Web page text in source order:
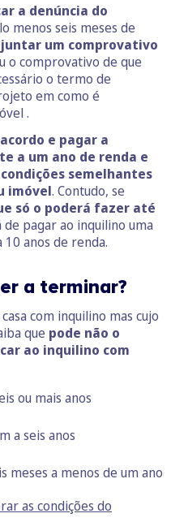
a denúncia do
menos seis meses de
um comprovativo
o comprovativo de que
o termo de
em como é
.
e pagar a
a um ano de renda e
semelhantes
imóvel. Contudo, se
só o poderá fazer até
pagar ao inquilino uma
anos de renda.
a terminar?
com inquilino mas cujo
que pode não o
ao inquilino com
ou mais anos
a seis anos
meses a menos de um ano
as condições do